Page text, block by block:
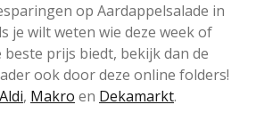
op Aardappelsalade in
je wilt weten wie deze week of
beste prijs biedt, bekijk dan de
ook door deze online folders!
Aldi, Makro en Dekamarkt.